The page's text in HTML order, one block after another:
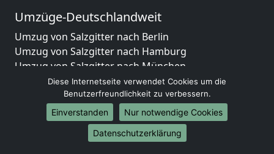
Umzüge-Deutschlandweit
Umzug von Salzgitter nach Berlin
Umzug von Salzgitter nach Hamburg
Umzug von Salzgitter nach München
Umzug von Salzgitter nach Köln
Umzug von Salzgitter nach Frankfurt am Main
Umzug von Salzgitter nach Stuttgart
Umzug von Salzgitter nach Düsseldorf
Umzug von Salzgitter nach Leipzig
Diese Internetseite verwendet Cookies um die
Benutzerfreundlichkeit zu verbessern.
Einverstanden
Nur notwendige Cookies
Datenschutzerklärung